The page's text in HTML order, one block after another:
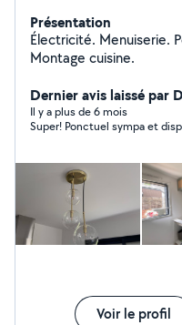
Présentation
Électricité. Menuiserie.
Montage cuisine.
Dernier avis laissé par
Il y a plus de 6 mois
Super! Ponctuel sympa et
Voir le profil